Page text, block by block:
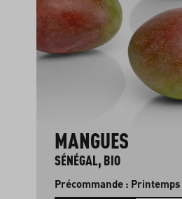
MANGUES
SÉNÉGAL, BIO
Précommande : Printemps